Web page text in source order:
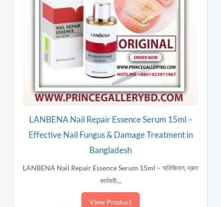
LANBENA Nail Repair Essence Serum 15ml –
Effective Nail Fungus & Damage Treatment in
Bangladesh
LANBENA Nail Repair Essence Serum 15ml – অরিজিনাল, দ্রুত
কার্যকরী...
View Product